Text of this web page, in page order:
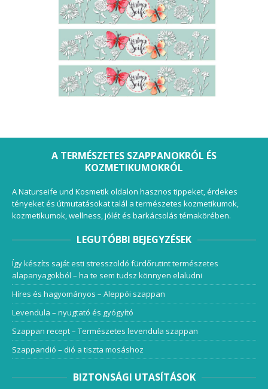
A TERMÉSZETES SZAPPANOKRÓL ÉS
KOZMETIKUMOKRÓL
A Naturseife und Kosmetik oldalon hasznos tippeket, érdekes
tényeket és útmutatásokat talál a természetes kozmetikumok,
kozmetikumok, wellness, jólét és barkácsolás témakörében.
LEGUTÓBBI BEJEGYZÉSEK
Így készíts saját esti stresszoldó fürdőrutint természetes
alapanyagokból – ha te sem tudsz könnyen elaludni
Híres és hagyományos – Aleppói szappan
Levendula – nyugtató és gyógyító
Szappan recept – Természetes levendula szappan
Szappandió – dió a tiszta mosáshoz
BIZTONSÁGI UTASÍTÁSOK